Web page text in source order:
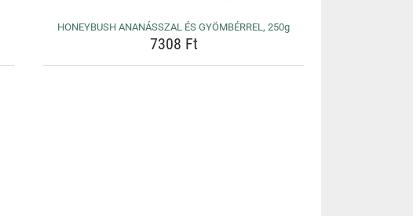
HONEYBUSH ANANÁSSZAL ÉS GYÖMBÉRREL, 250g
7308 Ft